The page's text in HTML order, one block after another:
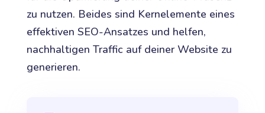
zu nutzen. Beides sind Kernelemente eines
effektiven SEO-Ansatzes und helfen,
nachhaltigen Traffic auf deiner Website zu
generieren.